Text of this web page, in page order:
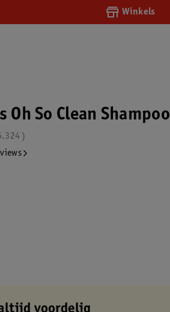
Winkels
Oh So Clean Shampoo